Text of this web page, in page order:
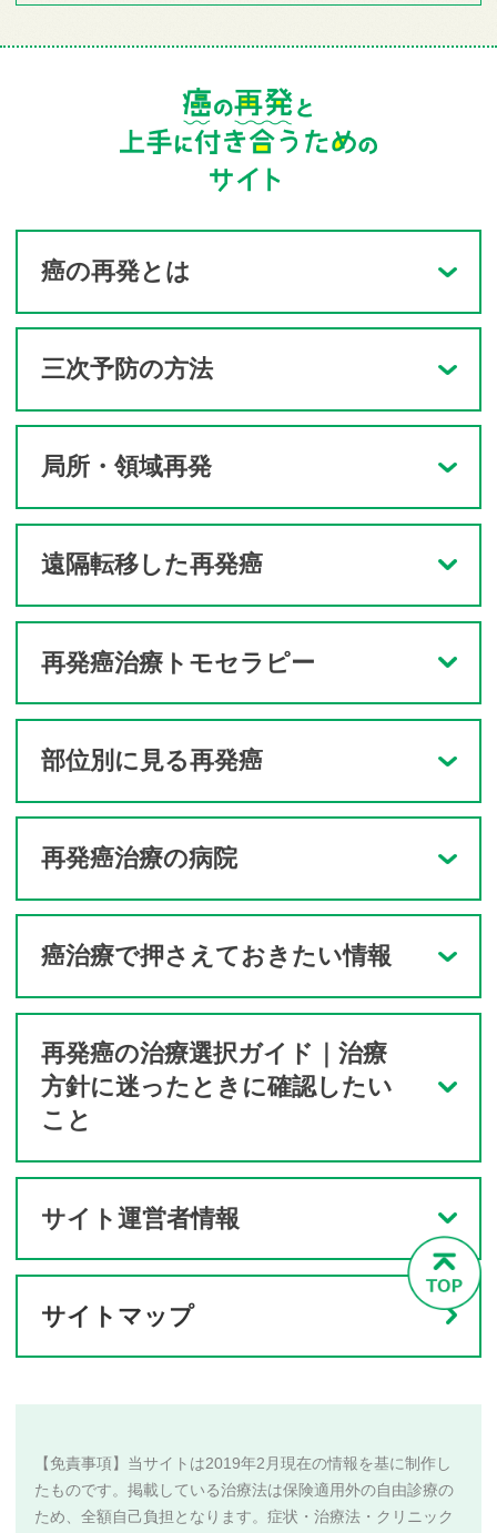
癌の再発とは
三次予防の方法
局所・領域再発
遠隔転移した再発癌
再発癌治療トモセラピー
部位別に見る再発癌
再発癌治療の病院
癌治療で押さえておきたい情報
再発癌の治療選択ガイド｜治療
方針に迷ったときに確認したい
こと
サイト運営者情報
サイトマップ
【免責事項】当サイトは2019年2月現在の情報を基に制作し
たものです。掲載している治療法は保険適用外の自由診療の
ため、全額自己負担となります。症状・治療法・クリニック